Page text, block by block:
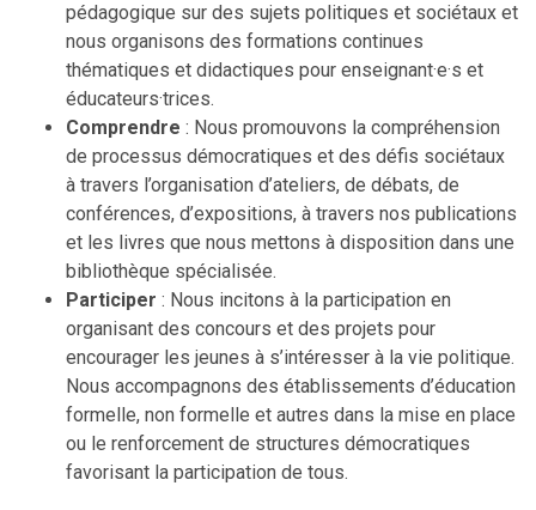
pédagogique sur des sujets politiques et sociétaux et
nous organisons des formations continues
thématiques et didactiques pour enseignant·e·s et
éducateurs·trices.
Comprendre : Nous promouvons la compréhension
de processus démocratiques et des défis sociétaux
à travers l’organisation d’ateliers, de débats, de
conférences, d’expositions, à travers nos publications
et les livres que nous mettons à disposition dans une
bibliothèque spécialisée.
Participer : Nous incitons à la participation en
organisant des concours et des projets pour
encourager les jeunes à s’intéresser à la vie politique.
Nous accompagnons des établissements d’éducation
formelle, non formelle et autres dans la mise en place
ou le renforcement de structures démocratiques
favorisant la participation de tous.